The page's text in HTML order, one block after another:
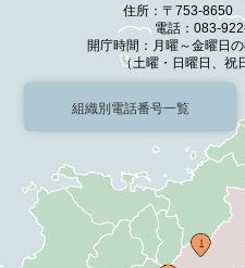
住所：〒753-8650
電話：083-
開庁時間：月曜～金曜日
（土曜・日曜日、祝
組織別電話番号一覧